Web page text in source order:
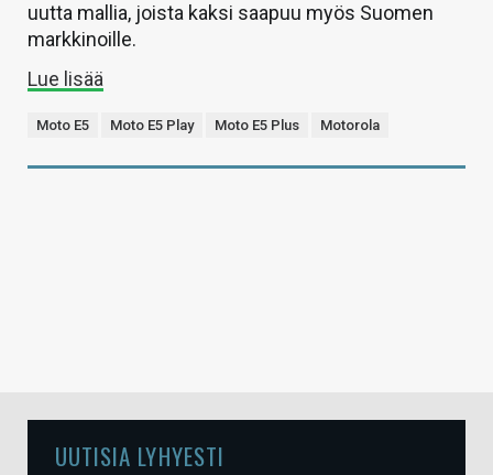
uutta mallia, joista kaksi saapuu myös Suomen
markkinoille.
Lue lisää
Moto E5 Moto E5 Play Moto E5 Plus Motorola
UUTISIA LYHYESTI